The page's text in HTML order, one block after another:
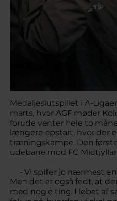
Medaljeslutspillet i A-
marts, hvor AGF møder
forude venter hele to
længere opstart, hvor der
træningskampe. Den
udebane mod FC
- Vi spiller jo nærmest
Men det er også fedt, at
med nogle ting. I løbet af